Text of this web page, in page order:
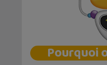
Pourquoi